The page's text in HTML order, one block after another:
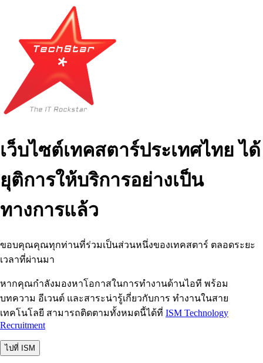
เว็บไซต์เทคสตาร์ประเทศไทย ได้
ยุติการให้บริการอย่างเป็น
ทางการแล้ว
ขอบคุณคุณทุกท่านที่ร่วมเป็นส่วนหนึ่งของเทคสตาร์ ตลอดระยะ
เวลาที่ผ่านมา
หากคุณกำลังมองหาโอกาสในการทำงานด้านไอที พร้อม
บทความ อีเวนต์ และสาระน่ารู้เกี่ยวกับการ ทำงานในสาย
เทคโนโลยี สามารถติดตามทั้งหมดนี้ได้ที่ ISM Technology
Recruitment
ไปที่ ISM